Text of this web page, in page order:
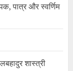
पात्र और स्वर्णिम
शास्त्री